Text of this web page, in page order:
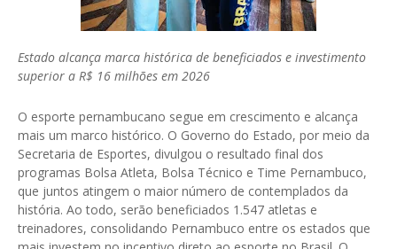
Estado alcança marca histórica de beneficiados e investimento
superior a R$ 16 milhões em 2026
O esporte pernambucano segue em crescimento e alcança
mais um marco histórico. O Governo do Estado, por meio da
Secretaria de Esportes, divulgou o resultado final dos
programas Bolsa Atleta, Bolsa Técnico e Time Pernambuco,
que juntos atingem o maior número de contemplados da
história. Ao todo, serão beneficiados 1.547 atletas e
treinadores, consolidando Pernambuco entre os estados que